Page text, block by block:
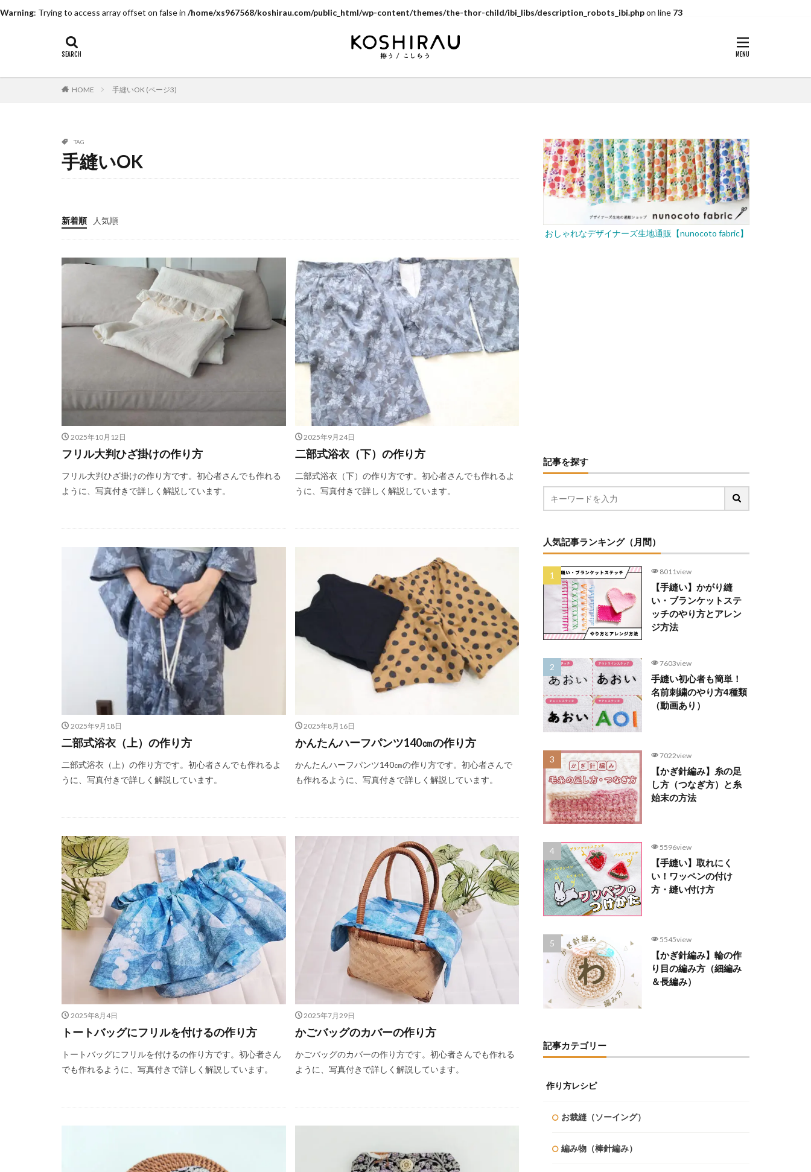
Warning: Trying to access array offset on false in /home/xs967568/koshirau.com/public_html/wp-content/themes/the-thor-child/ibi_libs/description_robots_ibi.phpon line 73
HOME 手縫いOK (ページ3)
TAG
手縫いOK
新着順 人気順
2025年10月12日
フリル大判ひざ掛けの作り方
フリル大判ひざ掛けの作り方です。初心者さんでも作れる
ように、写真付きで詳しく解説しています。
2025年9月24日
二部式浴衣（下）の作り方
二部式浴衣（下）の作り方です。初心者さんでも作れるよ
うに、写真付きで詳しく解説しています。
2025年9月18日
二部式浴衣（上）の作り方
二部式浴衣（上）の作り方です。初心者さんでも作れるよ
うに、写真付きで詳しく解説しています。
2025年8月16日
かんたんハーフパンツ140㎝の作り方
かんたんハーフパンツ140㎝の作り方です。初心者さんで
も作れるように、写真付きで詳しく解説しています。
2025年8月4日
トートバッグにフリルを付けるの作り方
トートバッグにフリルを付けるの作り方です。初心者さん
でも作れるように、写真付きで詳しく解説しています。
2025年7月29日
かごバッグのカバーの作り方
かごバッグのカバーの作り方です。初心者さんでも作れる
ように、写真付きで詳しく解説しています。
おしゃれなデザイナーズ生地通販【nunocoto fabric】
記事を探す
人気記事ランキング（月間）
8011view
【手縫い】かがり縫
い・ブランケットステ
ッチのやり方とアレン
ジ方法
7603view
手縫い初心者も簡単！
名前刺繍のやり方4種類
（動画あり）
7022view
【かぎ針編み】糸の足
し方（つなぎ方）と糸
始末の方法
5596view
【手縫い】取れにく
い！ワッペンの付け
方・縫い付け方
5545view
【かぎ針編み】輪の作
り目の編み方（細編み
＆長編み）
記事カテゴリー
作り方レシピ
お裁縫（ソーイング）
編み物（棒針編み）